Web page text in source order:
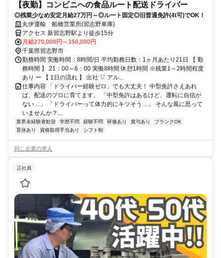
【夜勤】コンビニへの食品ルート配送ドライバー
◎残業少なめ安定月給27万円～◎ルート固定◎旧普通免許(4t可)でOK！
丸伊運輸 船橋営業所(習志野車庫)
アクセス 新習志野駅より徒歩15分
月給270,000円～350,000円
千葉県習志野市
勤務時間 実働時間：8時間/日 平均勤務日数：1ヶ月あたり21日 【 勤
務時間 】 21：00～6：00 実働8時間 休憩1時間 ※残業1～2時間程度
あり ー 【 1日の流れ 】 出社 ▽ アル...
仕事内容 「ドライバー経験ゼロ」でも大丈夫！ 中型免許さえあれ
ば、配送のプロに育てます。 「中型免許はあるけど、運転に自信が
ない…」 「ドライバーって体力的にキツそう…」 そんな風に思って
いませんか？...
業界未経験者歓迎 学歴不問 経験不問 研修あり 賞与あり
ブランクOK
育休あり
資格取得手当あり シフト制
同じ企業の求人
正社員